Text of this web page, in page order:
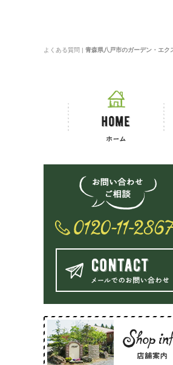
よくある質問 | 青森県八戸市のガーデン・エク